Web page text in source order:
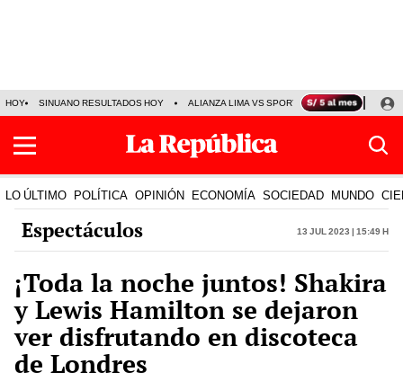
HOY SINUANO RESULTADOS HOY ALIANZA LIMA VS SPORT BOYS JORGE
LO ÚLTIMO POLÍTICA OPINIÓN ECONOMÍA SOCIEDAD MUNDO
Espectáculos 13 Jul 2023 | 15:49 h
¡Toda la noche juntos! Shakira
y Lewis Hamilton se dejaron
ver disfrutando en discoteca
de Londres